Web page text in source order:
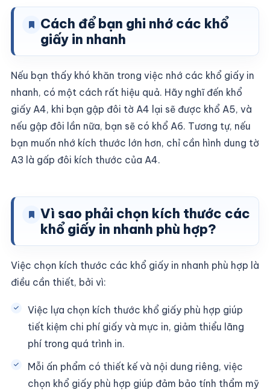
Cách để bạn ghi nhớ các khổ
giấy in nhanh
Nếu bạn thấy khó khăn trong việc nhớ các khổ giấy in
nhanh, có một cách rất hiệu quả. Hãy nghĩ đến khổ
giấy A4, khi bạn gập đôi tờ A4 lại sẽ được khổ A5, và
nếu gập đôi lần nữa, bạn sẽ có khổ A6. Tương tự, nếu
bạn muốn nhớ kích thước lớn hơn, chỉ cần hình dung tờ
A3 là gấp đôi kích thước của A4.
Vì sao phải chọn kích thước các
khổ giấy in nhanh phù hợp?
Việc chọn kích thước các khổ giấy in nhanh phù hợp là
điều cần thiết, bởi vì:
Việc lựa chọn kích thước khổ giấy phù hợp giúp
tiết kiệm chi phí giấy và mực in, giảm thiểu lãng
phí trong quá trình in.
Mỗi ấn phẩm có thiết kế và nội dung riêng, việc
chọn khổ giấy phù hợp giúp đảm bảo tính thẩm mỹ